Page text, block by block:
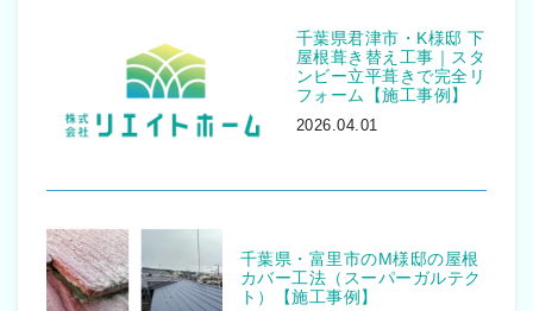
千葉県君津市・K様邸 下
屋根葺き替え工事｜スタ
ンビー立平葺きで完全リ
フォーム【施工事例】
2026.04.01
千葉県・富里市のM様邸の屋根
カバー工法（スーパーガルテク
ト）【施工事例】